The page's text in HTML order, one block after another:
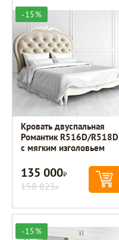
-15%
Кровать двуспальная
Романтик R516D/R518D
с мягким изголовьем
135 000Р
158 823Р
-15%